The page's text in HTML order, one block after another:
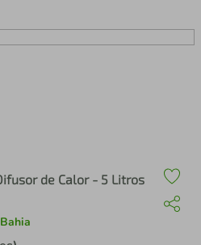
de Calor - 5 Litros